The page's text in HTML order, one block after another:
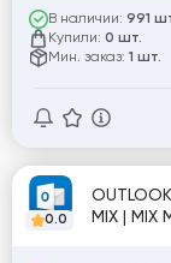
В наличии: 991
Купили: 0 шт.
Мин. заказ: 1 шт.
0.0